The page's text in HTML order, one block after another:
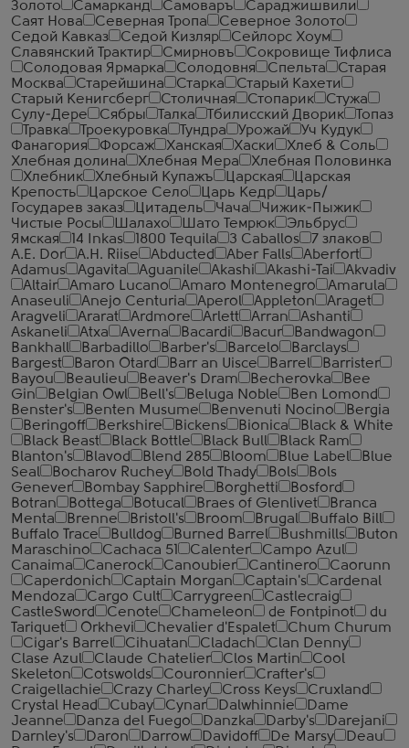
Золото
Самарканд Самоваръ
Сараджишвили
Саят Нова
Северная Тропа
Северное Золото
Седой Кавказ
Седой Кизляр
Сейлорс Хоум
Славянский Трактир
Смирновъ
Сокровище Тифлиса
Солодовая Ярмарка
Солодовня Спельта
Старая
Москва
Старейшина Старка
Старый Кахети
Старый Кенигсберг
Столичная Стопарик
Стужа
Сулу-Дере
Сябры Талка Тбилисский Дворик
Топаз
Травка
Троекуровка Тундра Урожай
Уч Кудук
Фанагория
Форсаж Ханская Хаски
Хлеб & Соль
Хлебная долина
Хлебная Мера
Хлебная Половинка
Хлебник
Хлебный Купажъ Царская
Царская
Крепость
Царское Село Царь Кедр
Царь/
Государев заказ
Цитадель Чача
Чижик-Пыжик
Чистые Росы
Шалахо Шато Темрюк
Эльбрус
Ямская
14 Inkas 1800 Tequila 3 Caballos
7 злаков
A.E. Dor
A.H. Riise Abducted Aber Falls
Aberfort
Adamus
Agavita Aguanile Akashi Akashi-Tai
Akvadiv
Altair
Amaro Lucano Amaro Montenegro
Amarula
Anaseuli
Anejo Centuria Aperol Appleton
Araget
Aragveli
Ararat Ardmore Arlett Arran
Ashanti
Askaneli
Atxa Averna Bacardi Bacur
Bandwagon
Bankhall
Barbadillo Barber's Barcelo
Barclays
Bargest
Baron Otard Barr an Uisce Barrel
Barrister
Bayou
Beaulieu Beaver's Dram Becherovka
Bee
Gin
Belgian Owl Bell's Beluga Noble
Ben Lomond
Benster's
Benten Musume Benvenuti Nocino
Bergia
Beringoff
Berkshire Bickens Bionica
Black & White
Black Beast
Black Bottle Black Bull
Black Ram
Blanton's
Blavod Blend 285 Bloom Blue Label
Blue
Seal
Bocharov Ruchey Bold Thady Bols
Bols
Genever
Bombay Sapphire Borghetti
Bosford
Botran
Bottega Botucal Braes of Glenlivet
Branca
Menta
Brenne Bristoll's Broom Brugal
Buffalo Bill
Buffalo Trace
Bulldog Burned Barrel Bushmills
Buton
Maraschino
Cachaca 51 Calenter
Campo Azul
Canaima
Canerock Canoubier Cantinero
Caorunn
Caperdonich
Captain Morgan Captain's
Cardenal
Mendoza
Cargo Cult Carrygreen
Castlecraig
CastleSword
Cenote Chameleon de Fontpinot
du
Tariquet
Orkhevi Chevalier d'Espalet
Chum Churum
Cigar's Barrel
Cihuatan Cladach
Clan Denny
Clase Azul
Claude Chatelier Clos Martin
Cool
Skeleton
Cotswolds Couronnier
Crafter's
Craigellachie
Crazy Charley Cross Keys
Cruxland
Crystal Head
Cubay Cynar Dalwhinnie
Dame
Jeanne
Danza del Fuego Danzka Darby's
Darejani
Darnley's
Daron Darrow Davidoff De Marsy
Deau